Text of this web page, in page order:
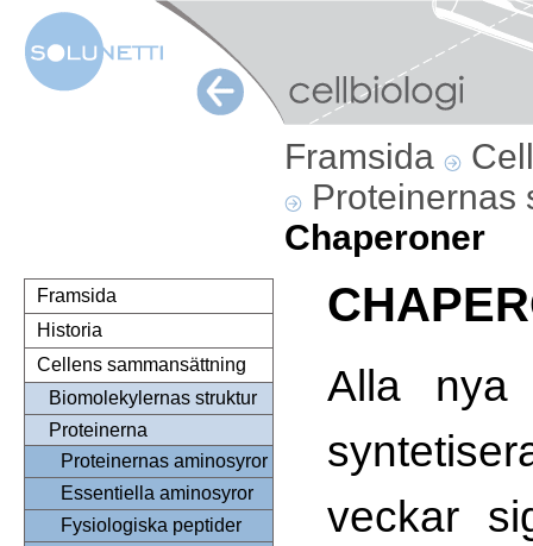
Framsida
Proteinernas
Chaperoner
Framsida
Historia
Cellens sammansättning
Biomolekylernas struktur
Proteinerna
Proteinernas aminosyror
Essentiella aminosyror
Fysiologiska peptider
Alla nya
veckar